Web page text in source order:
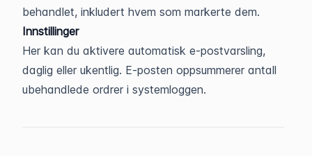
behandlet, inkludert hvem som markerte dem.
Innstillinger
Her kan du aktivere automatisk e-postvarsling,
daglig eller ukentlig. E-posten oppsummerer antall
ubehandlede ordrer i systemloggen.